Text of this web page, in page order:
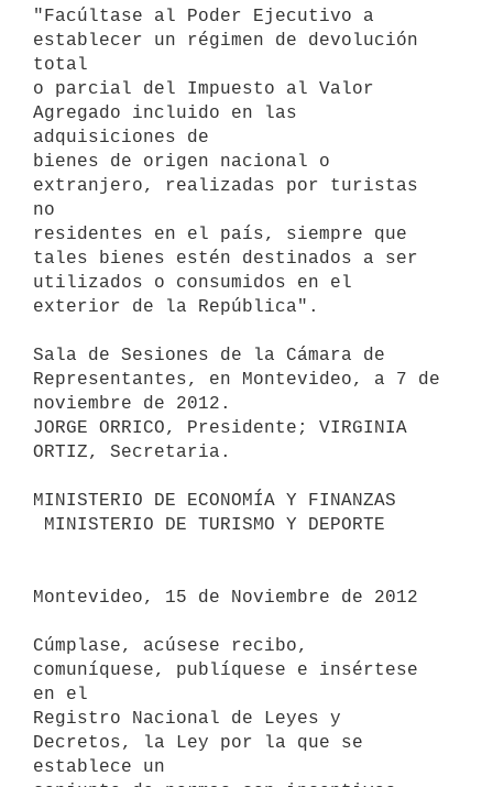
"Facúltase al Poder Ejecutivo a
establecer un régimen de devolución
total
o parcial del Impuesto al Valor
Agregado incluido en las
adquisiciones de
bienes de origen nacional o
extranjero, realizadas por turistas
no
residentes en el país, siempre que
tales bienes estén destinados a ser
utilizados o consumidos en el
exterior de la República".
Sala de Sesiones de la Cámara de
Representantes, en Montevideo, a 7 de
noviembre de 2012.
JORGE ORRICO, Presidente; VIRGINIA
ORTIZ, Secretaria.
MINISTERIO DE ECONOMÍA Y FINANZAS
Montevideo, 15 de Noviembre de 2012
Cúmplase, acúsese recibo,
comuníquese, publíquese e insértese
en el
Registro Nacional de Leyes y
Decretos, la Ley por la que se
establece un